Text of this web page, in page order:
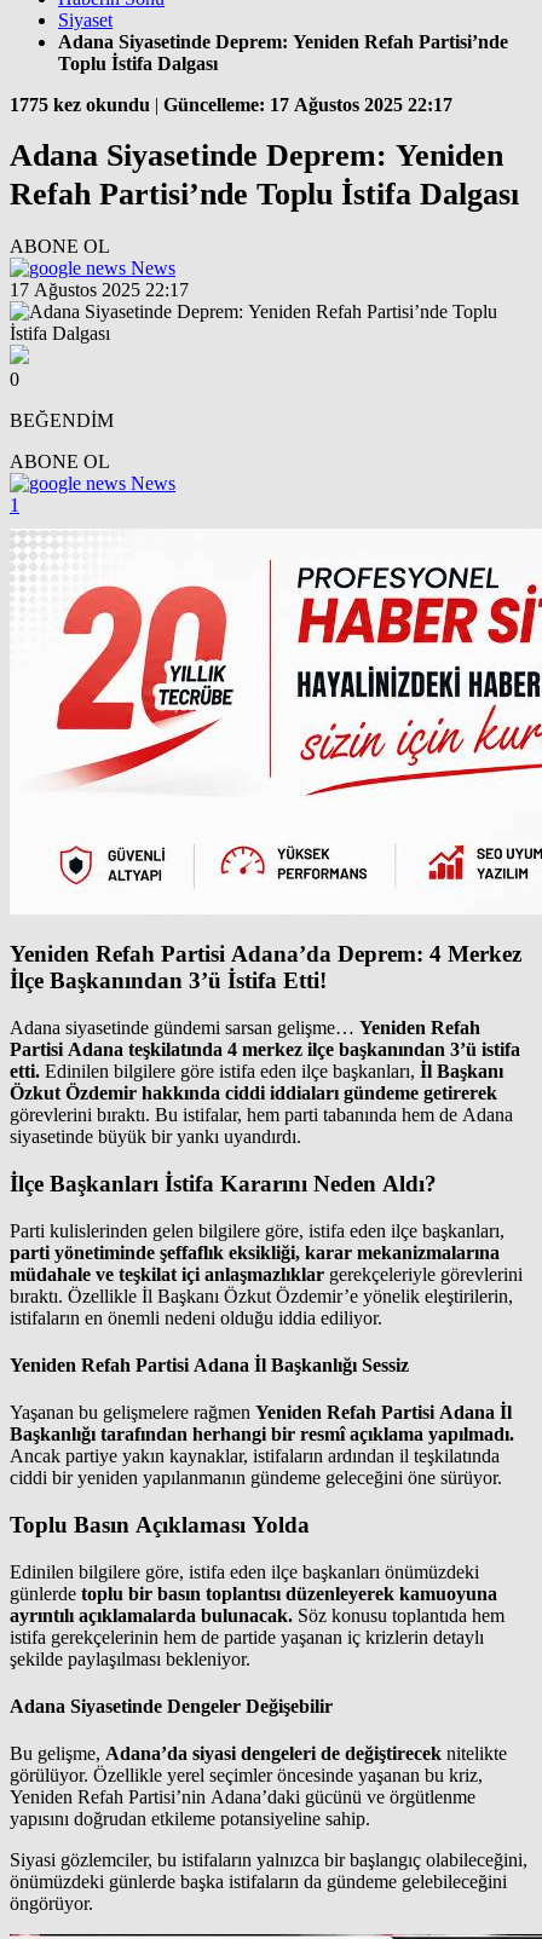
Siyaset
Adana Siyasetinde Deprem: Yeniden Refah Partisi’nde
Toplu İstifa Dalgası
1775 kez okundu | Güncelleme: 17 Ağustos 2025 22:17
Adana Siyasetinde Deprem: Yeniden
Refah Partisi’nde Toplu İstifa Dalgası
ABONE OL
News
17 Ağustos 2025 22:17
0
BEĞENDİM
ABONE OL
News
1
Yeniden Refah Partisi Adana’da Deprem: 4 Merkez
İlçe Başkanından 3’ü İstifa Etti!
Adana siyasetinde gündemi sarsan gelişme… Yeniden Refah
Partisi Adana teşkilatında 4 merkez ilçe başkanından 3’ü istifa
etti. Edinilen bilgilere göre istifa eden ilçe başkanları, İl Başkanı
Özkut Özdemir hakkında ciddi iddiaları gündeme getirerek
görevlerini bıraktı. Bu istifalar, hem parti tabanında hem de Adana
siyasetinde büyük bir yankı uyandırdı.
İlçe Başkanları İstifa Kararını Neden Aldı?
Parti kulislerinden gelen bilgilere göre, istifa eden ilçe başkanları,
parti yönetiminde şeffaflık eksikliği, karar mekanizmalarına
müdahale ve teşkilat içi anlaşmazlıklar gerekçeleriyle görevlerini
bıraktı. Özellikle İl Başkanı Özkut Özdemir’e yönelik eleştirilerin,
istifaların en önemli nedeni olduğu iddia ediliyor.
Yeniden Refah Partisi Adana İl Başkanlığı Sessiz
Yaşanan bu gelişmelere rağmen Yeniden Refah Partisi Adana İl
Başkanlığı tarafından herhangi bir resmî açıklama yapılmadı.
Ancak partiye yakın kaynaklar, istifaların ardından il teşkilatında
ciddi bir yeniden yapılanmanın gündeme geleceğini öne sürüyor.
Toplu Basın Açıklaması Yolda
Edinilen bilgilere göre, istifa eden ilçe başkanları önümüzdeki
günlerde toplu bir basın toplantısı düzenleyerek kamuoyuna
ayrıntılı açıklamalarda bulunacak. Söz konusu toplantıda hem
istifa gerekçelerinin hem de partide yaşanan iç krizlerin detaylı
şekilde paylaşılması bekleniyor.
Adana Siyasetinde Dengeler Değişebilir
Bu gelişme, Adana’da siyasi dengeleri de değiştirecek nitelikte
görülüyor. Özellikle yerel seçimler öncesinde yaşanan bu kriz,
Yeniden Refah Partisi’nin Adana’daki gücünü ve örgütlenme
yapısını doğrudan etkileme potansiyeline sahip.
Siyasi gözlemciler, bu istifaların yalnızca bir başlangıç olabileceğini,
önümüzdeki günlerde başka istifaların da gündeme gelebileceğini
öngörüyor.